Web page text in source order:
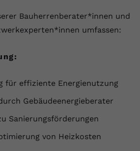
Bauherrenberater*innen und
umfassen:
für effiziente Energienutzung
Gebäudeenergieberater
Sanierungsförderungen
von Heizkosten
der eingebettete YouTube-
verwendet.